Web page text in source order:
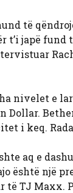
të
t’i japë
nivelet e
Dollar.
i keq.
aq e
është një
të TJ Maxx.